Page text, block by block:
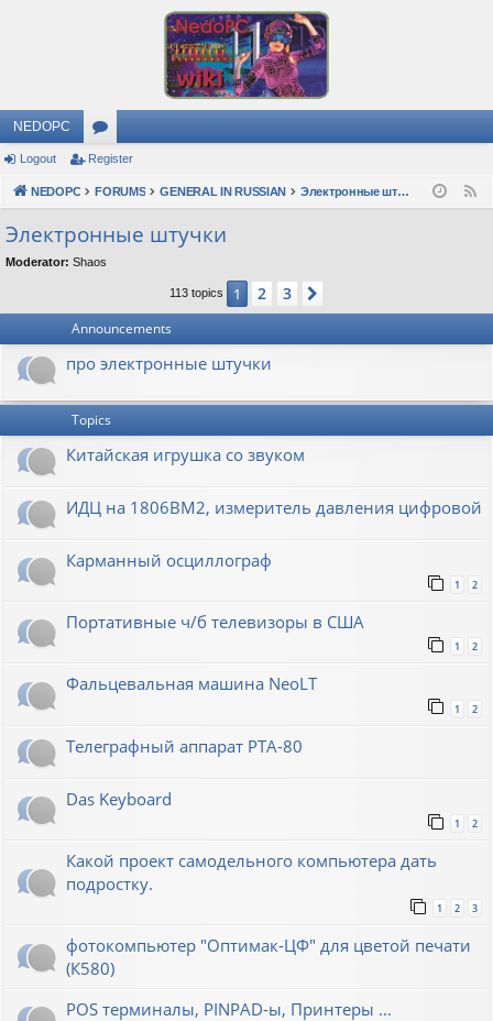
NEDOPC
or
u
s
Logout Register
NEDOPC FORUMS GENERAL IN RUSSIAN Электронные штучки
Электронные штучки
Moderator: Shaos
113 topics 1 2 3
Announcements
про электронные штучки
Topics
Китайская игрушка со звуком
ИДЦ на 1806ВМ2, измеритель давления цифровой
Карманный осциллограф
1 2
Портативные ч/б телевизоры в США
1 2
Фальцевальная машина NeoLT
1 2
Телеграфный аппарат РТА-80
Das Keyboard
1 2
Какой проект самодельного компьютера дать
подростку.
1 2 3
фотокомпьютер "Оптимак-ЦФ" для цветой печати
(К580)
POS терминалы, PINPAD-ы, Принтеры ...